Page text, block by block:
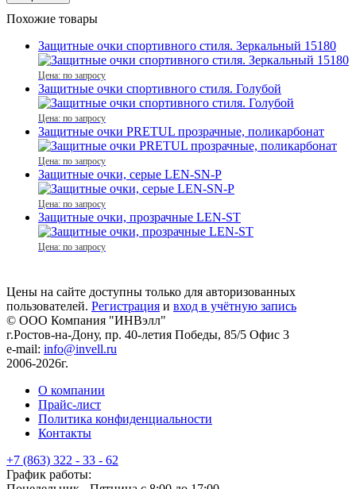
Похожие товары
Защитные очки спортивного стиля. Зеркальный 15180
Цена: по запросу
Защитные очки спортивного стиля. Голубой
Цена: по запросу
Защитные очки PRETUL прозрачные, поликарбонат
Цена: по запросу
Защитные очки, серые LEN-SN-P
Цена: по запросу
Защитные очки, прозрачные LEN-ST
Цена: по запросу
Цены на сайте доступны только для авторизованных
пользователей. Регистрация и вход в учётную запись
© ООО Компания "ИНВэлл"
г.Ростов-на-Дону, пр. 40-летия Победы, 85/5 Офис 3
e-mail: info@invell.ru
2006-2026г.
О компании
Прайс-лист
Политика конфиденциальности
Контакты
+7 (863) 322 - 33 - 62
График работы: